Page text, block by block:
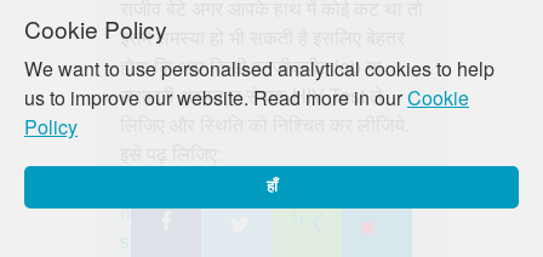
Cookie Policy
We want to use personalised analytical cookies to help
us to improve our website. Read more in ourCookie
Policy
हाँ
बार
एचआईवी
Rajeev
बेटे
अगर
आपके
इसमें समस्या हो भी सकती है इसलिए बेहतर
होगा कि आप किसी पनजीक्रीत lab या
सरकारी अस्पताल से एक HIV Test ले
https://lovematters.in/hi/resource/hiv
https://lovematters.in/hi/safe-
sex/stdsstis/hivaids-top-five-facts